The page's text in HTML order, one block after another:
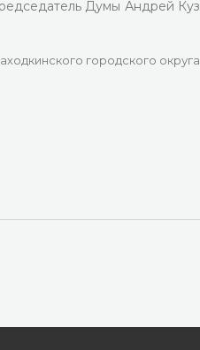
Думы Андрей
городского округа